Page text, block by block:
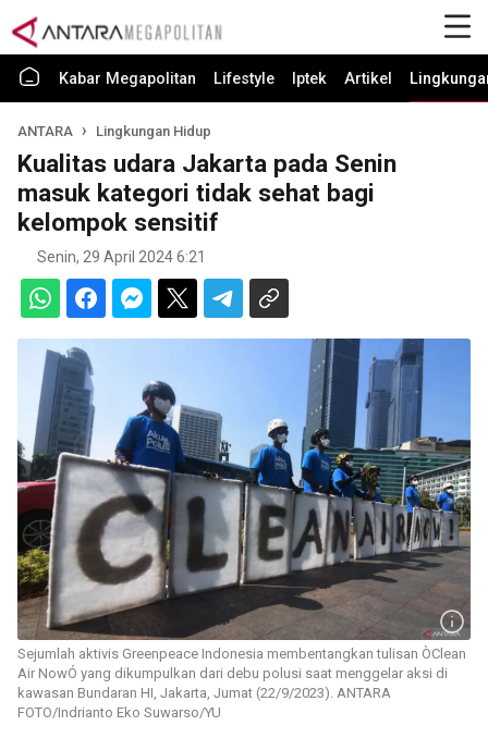
Kabar Megapolitan Lifestyle Iptek Artikel
ANTARA Lingkungan Hidup
Kualitas udara Jakarta pada Senin
masuk kategori tidak sehat bagi
kelompok sensitif
Senin, 29 April 2024 6:21
Sejumlah aktivis Greenpeace Indonesia membentangkan tulisan ÒClean
Air NowÓ yang dikumpulkan dari debu polusi saat menggelar aksi di
kawasan Bundaran HI, Jakarta, Jumat (22/9/2023). ANTARA
FOTO/Indrianto Eko Suwarso/YU